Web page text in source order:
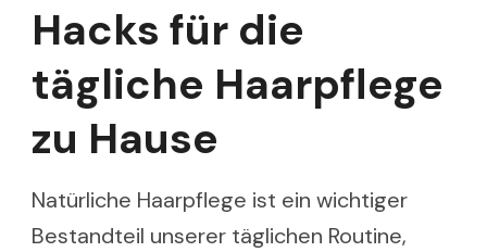
Hacks für die
tägliche Haarpflege
zu Hause
Natürliche Haarpflege ist ein wichtiger
Bestandteil unserer täglichen Routine,